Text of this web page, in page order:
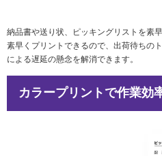
納品書や送り状、ピッキングリストを素早
素早くプリントできるので、出荷待ちの
による遅延の懸念を解消できます。
カラープリントで作業効